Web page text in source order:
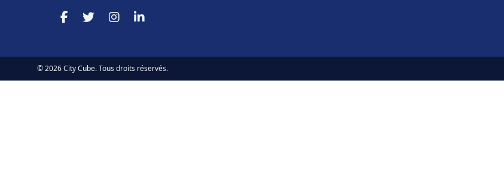
© 2026 City Cube. Tous droits réservés.